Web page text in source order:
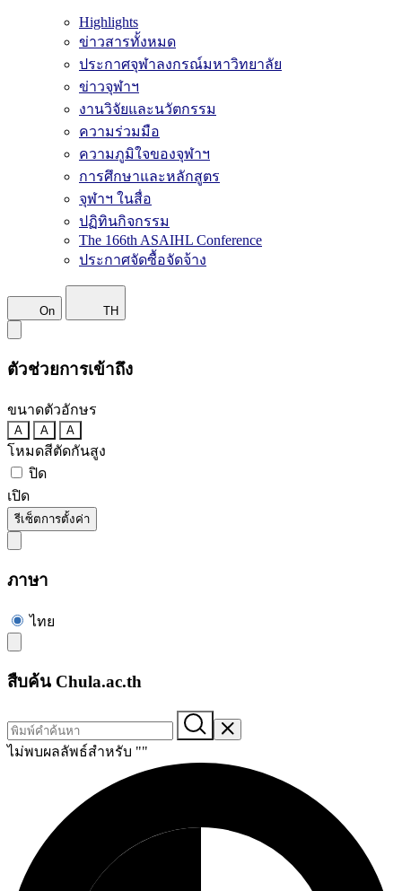
Highlights
ข่าวสารทั้งหมด
ประกาศจุฬาลงกรณ์มหาวิทยาลัย
ข่าวจุฬาฯ
งานวิจัยและนวัตกรรม
ความร่วมมือ
ความภูมิใจของจุฬาฯ
การศึกษาและหลักสูตร
จุฬาฯ ในสื่อ
ปฏิทินกิจกรรม
The 166th ASAIHL Conference
ประกาศจัดซื้อจัดจ้าง
On TH
ตัวช่วยการเข้าถึง
ขนาดตัวอักษร
A A A
โหมดสีตัดกันสูง
ปิด
เปิด
รีเซ็ตการตั้งค่า
ภาษา
ไทย
สืบค้น Chula.ac.th
ไม่พบผลลัพธ์สำหรับ ""